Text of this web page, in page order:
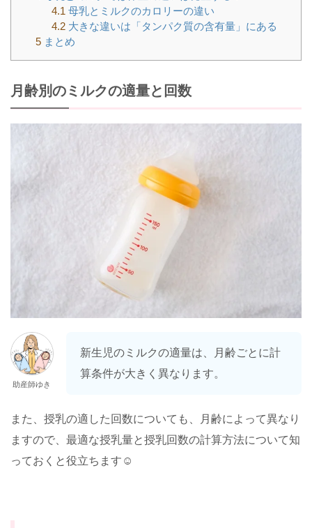
4.1 母乳とミルクのカロリーの違い
4.2大きな違いは「タンパク質の含有量」にある
5 まとめ
月齢別のミルクの適量と回数
助産師ゆき
新生児のミルクの適量は、月齢ごとに計
算条件が大きく異なります。
また、授乳の適した回数についても、月齢によって異なり
ますので、最適な授乳量と授乳回数の計算方法について知
っておくと役立ちます☺️